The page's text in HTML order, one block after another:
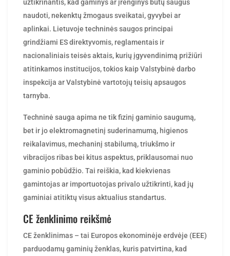
naudoti, nekenktų žmogaus sveikatai, gyvybei ar
aplinkai. Lietuvoje techninės saugos principai
grindžiami ES direktyvomis, reglamentais ir
nacionaliniais teisės aktais, kurių įgyvendinimą prižiūri
atitinkamos institucijos, tokios kaip Valstybinė darbo
inspekcija ar Valstybinė vartotojų teisių apsaugos
tarnyba.
bet ir jo elektromagnetinį suderinamumą, higienos
reikalavimus, mechaninį stabilumą, triukšmo ir
vibracijos ribas bei kitus aspektus, priklausomai nuo
gaminio pobūdžio. Tai reiškia, kad kiekvienas
gamintojas ar importuotojas privalo užtikrinti, kad jų
gaminiai atitiktų visus aktualius standartus.
CE ženklinimas – tai Europos ekonominėje erdvėje (EEE)
parduodamų gaminių ženklas, kuris patvirtina, kad
gaminys atitinka visus jam taikomus ES reikalavimus.